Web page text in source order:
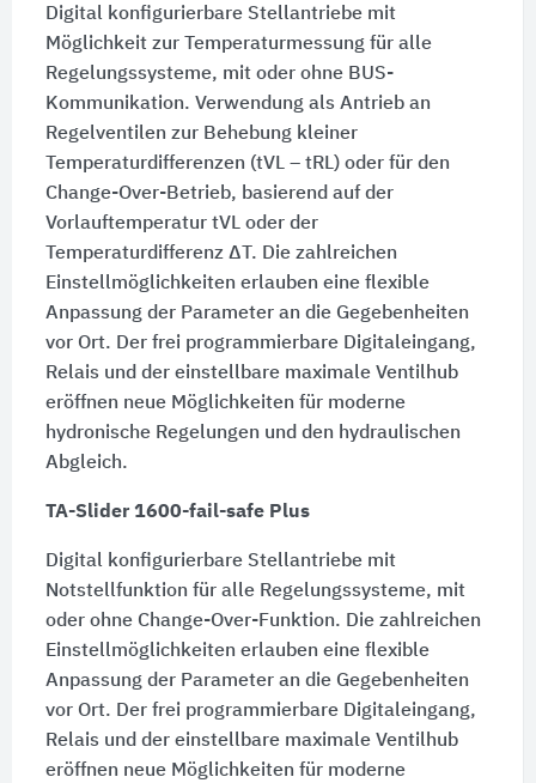
Digital konfigurierbare Stellantriebe mit
Möglichkeit zur Temperaturmessung für alle
Regelungssysteme, mit oder ohne BUS-
Kommunikation. Verwendung als Antrieb an
Regelventilen zur Behebung kleiner
Temperaturdifferenzen (tVL – tRL) oder für den
Change-Over-Betrieb, basierend auf der
Vorlauftemperatur tVL oder der
Temperaturdifferenz ΔT. Die zahlreichen
Einstellmöglichkeiten erlauben eine flexible
Anpassung der Parameter an die Gegebenheiten
vor Ort. Der frei programmierbare Digitaleingang,
Relais und der einstellbare maximale Ventilhub
eröffnen neue Möglichkeiten für moderne
hydronische Regelungen und den hydraulischen
Abgleich.
TA-Slider 1600-fail-safe Plus
Digital konfigurierbare Stellantriebe mit
Notstellfunktion für alle Regelungssysteme, mit
oder ohne Change-Over-Funktion. Die zahlreichen
Einstellmöglichkeiten erlauben eine flexible
Anpassung der Parameter an die Gegebenheiten
vor Ort. Der frei programmierbare Digitaleingang,
Relais und der einstellbare maximale Ventilhub
eröffnen neue Möglichkeiten für moderne